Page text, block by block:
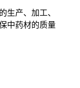
生产、加工、
中药材的质量